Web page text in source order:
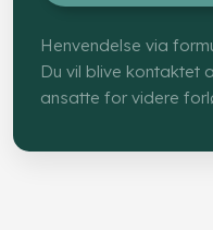
Henvendelse via
Du vil blive kontaktet
ansatte for videre